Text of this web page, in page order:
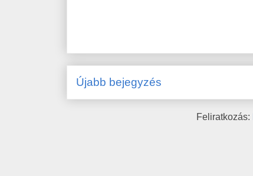
Újabb bejegyzés
Feliratkozás: